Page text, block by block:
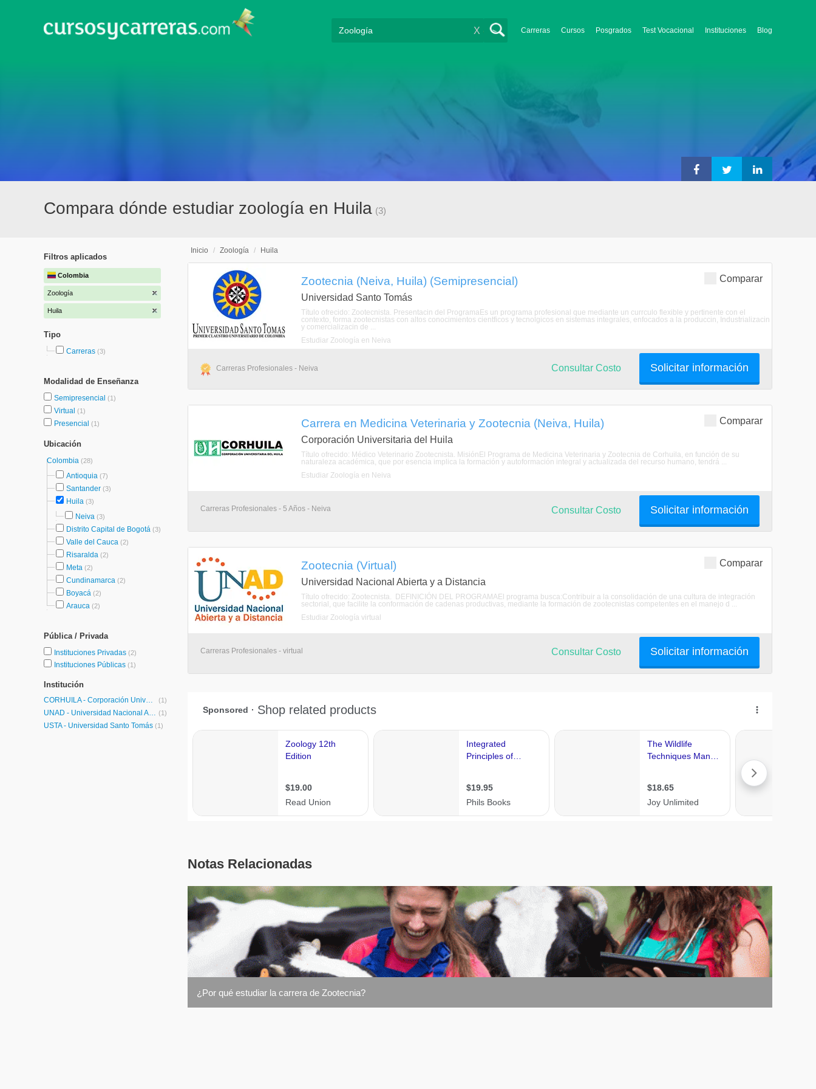
Carreras Cursos Posgrados Test Vocacional Instituciones Blog
X
Compara dónde estudiar zoología en Huila (3)
Filtros aplicados
Colombia
Zoología
Huila
Tipo
Carreras (3)
Modalidad de Enseñanza
Semipresencial (1)
Virtual (1)
Presencial (1)
Ubicación
Colombia (28)
Antioquia (7)
Santander (3)
Huila (3)
Neiva (3)
Distrito Capital de Bogotá (3)
Valle del Cauca (2)
Risaralda (2)
Meta (2)
Cundinamarca (2)
Boyacá (2)
Arauca (2)
Pública / Privada
Instituciones Privadas (2)
Instituciones Públicas (1)
Institución
CORHUILA - Corporación Universitaria del Huila (1)
UNAD - Universidad Nacional Abierta y a Distancia (1)
USTA - Universidad Santo Tomás (1)
Inicio / Zoología / Huila
Comparar
Zootecnia (Neiva, Huila) (Semipresencial)
Universidad Santo Tomás
Título ofrecido: Zootecnista. Presentacin del ProgramaEs un programa profesional que mediante un currculo flexible y pertinente con el
contexto, forma zootecnistas con altos conocimientos cientficos y tecnolgicos en sistemas integrales, enfocados a la produccin, Industrializacin
y comercializacin de ...
Estudiar Zoología en Neiva
Carreras Profesionales - Neiva Solicitar información
Consultar Costo
Comparar
Carrera en Medicina Veterinaria y Zootecnia (Neiva, Huila)
Corporación Universitaria del Huila
Título ofrecido: Médico Veterinario Zootecnista. MisiónEl Programa de Medicina Veterinaria y Zootecnia de Corhuila, en función de su
naturaleza académica, que por esencia implica la formación y autoformación integral y actualizada del recurso humano, tendrá ...
Estudiar Zoología en Neiva
Carreras Profesionales - 5 Años - Neiva Solicitar información
Consultar Costo
Comparar
Zootecnia (Virtual)
Universidad Nacional Abierta y a Distancia
Título ofrecido: Zootecnista. DEFINICIÓN DEL PROGRAMAEl programa busca:Contribuir a la consolidación de una cultura de integración
sectorial, que facilite la conformación de cadenas productivas, mediante la formación de zootecnistas competentes en el manejo d ...
Estudiar Zoología virtual
Carreras Profesionales - virtual Solicitar información
Consultar Costo
Notas Relacionadas
¿Por qué estudiar la carrera de Zootecnia?